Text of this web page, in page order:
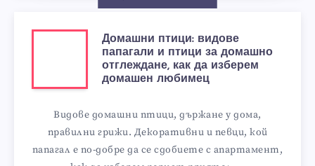
Домашни птици: видове
папагали и птици за домашно
отглеждане, как да изберем
домашен любимец
Видове домашни птици, държане у дома,
правилни грижи. Декоративни и певци, кой
папагал е по-добре да се сдобиете с апартамент,